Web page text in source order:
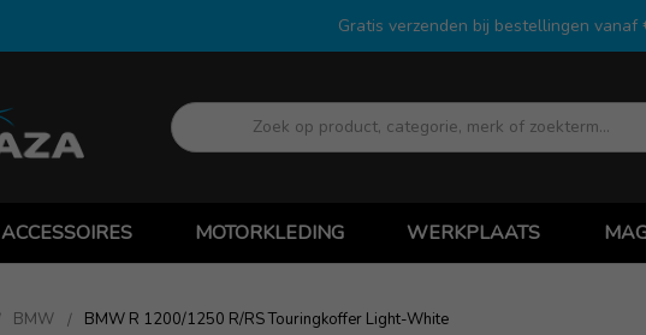
Gratis verzenden bij bestellingen vanaf
Zoek
ACCESSOIRES MOTORKLEDING WERKPLAATS
BMW BMW R 1200/1250 R/RS Touringkoffer Light-White